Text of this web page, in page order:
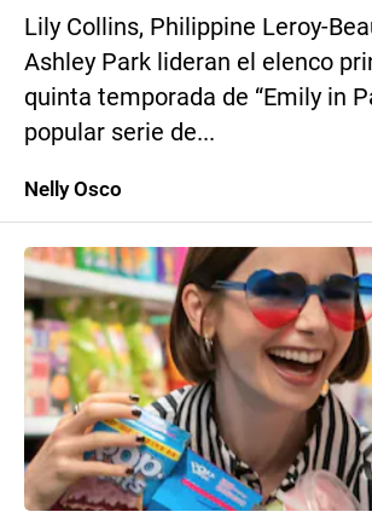
Lily Collins, Philippine Leroy-
Ashley Park lideran el elenco
quinta temporada de “Emily in
popular serie de...
Nelly Osco